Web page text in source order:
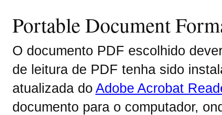
Portable Document
O documento PDF escolhido
de leitura de PDF tenha sido
atualizada do Adobe Acrobat
documento para o computador,